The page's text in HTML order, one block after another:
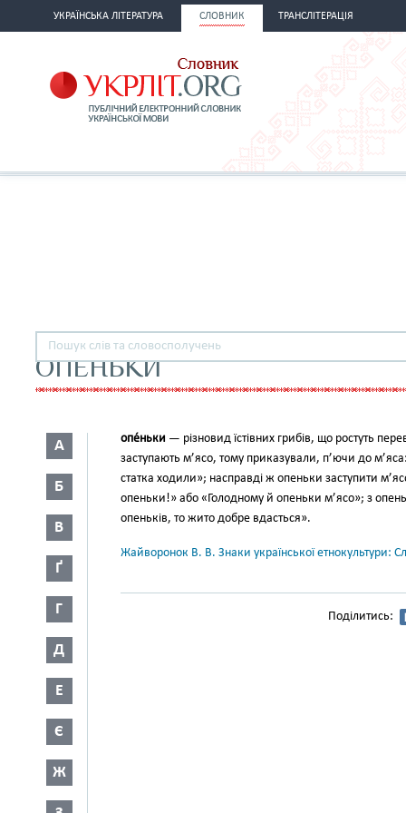
УКРАЇНСЬКА ЛІТЕРАТУРА СЛОВНИК ТРАНСЛІТЕРАЦІЯ
ОПЕНЬКИ
А
Б
В
Ґ
Г
Д
Е
Є
Ж
опе́ньки — різновид їстівних грибів, що ростуть
заступають м’ясо, тому приказу­вали, п’ючи до
статка ходили»; насправді ж опеньки заступити
опеньки!» або «Голодному й опеньки м’ясо»; з
опеньків, то жито добре вдасть­ся».
Жайворонок В. В. Знаки української етнокультури:
Поділитись: